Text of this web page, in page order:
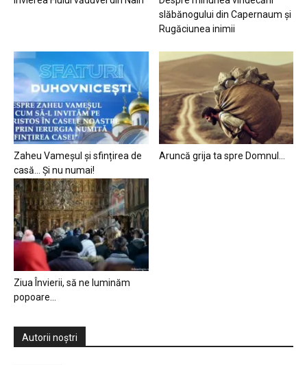
slăbănogului din Capernaum și
Rugăciunea inimii
Zaheu Vameșul și sfințirea de
casă… Și nu numai!
Aruncă grija ta spre Domnul…
Ziua Învierii, să ne luminăm
popoare…
Autorii noștri